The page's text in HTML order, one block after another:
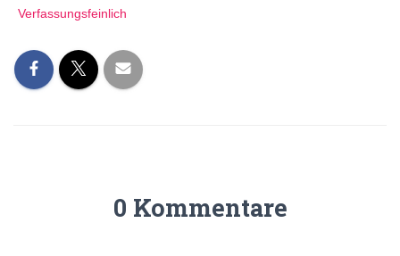
Verfassungsfeinlich
0 Kommentare